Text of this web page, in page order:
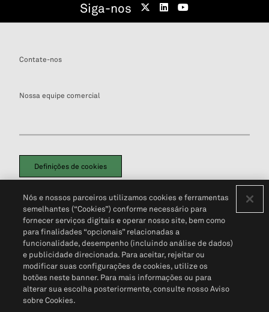
Siga-nos
Contate-nos
Nossa equipe comercial
Definições de cookies
Política de PrivacidadePortal de privacidade do cliente (em inglês)
Não Venda Minhas Informações Pessoais© 2026 S&P Global
Nós e nossos parceiros utilizamos cookies e ferramentas
semelhantes (“Cookies”) conforme necessário para
fornecer serviços digitais e operar nosso site, bem como
para finalidades “opcionais” relacionadas a
funcionalidade, desempenho (incluindo análise de dados)
e publicidade direcionada. Para aceitar, rejeitar ou
modificar suas configurações de cookies, utilize os
botões neste banner. Para mais informações ou para
alterar sua escolha posteriormente, consulte nosso Aviso
sobre Cookies.